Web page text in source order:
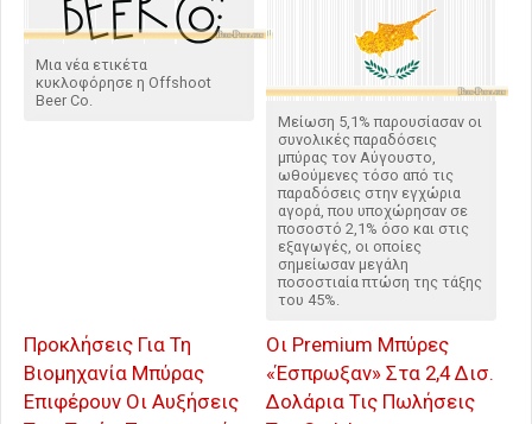
Μια νέα ετικέτα
κυκλοφόρησε η Offshoot
Beer Co.
Μείωση 5,1% παρουσίασαν οι
συνολικές παραδόσεις
μπύρας τον Αύγουστο,
ωθούμενες τόσο από τις
παραδόσεις στην εγχώρια
αγορά, που υποχώρησαν σε
ποσοστό 2,1% όσο και στις
εξαγωγές, οι οποίες
σημείωσαν μεγάλη
ποσοστιαία πτώση της τάξης
του 45%.
Προκλήσεις Για Τη
Βιομηχανία Μπύρας
Επιφέρουν Οι Αυξήσεις
Οι Premium Μπύρες
«Έσπρωξαν» Στα 2,4 Δισ.
Δολάρια Τις Πωλήσεις